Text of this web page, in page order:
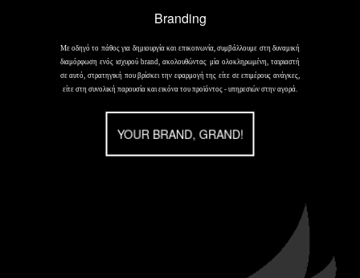
Branding
Με οδηγό το πάθος για δημιουργία και επικοινωνία, συμβάλλουμε στη δυναμική
διαμόρφωση ενός ισχυρού brand, ακολουθώντας μία ολοκληρωμένη, ταιριαστή
σε αυτό, στρατηγική που βρίσκει την εφαρμογή της είτε σε επιμέρους ανάγκες,
είτε στη συνολική παρουσία και εικόνα του προϊόντος - υπηρεσιών στην αγορά.
YOUR BRAND, GRAND!